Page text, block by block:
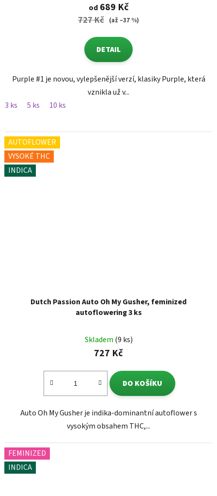
od689 Kč
727 Kč (až –37 %)
DETAIL
Purple #1 je novou, vylepšenější verzí, klasiky Purple, která
vznikla už v...
3 ks
5 ks 10 ks
AUTOFLOWER
VYSOKÉ THC
INDICA
Dutch Passion Auto Oh My Gusher, feminized
autoflowering 3 ks
Skladem (9 ks)
727 Kč
DO KOŠÍKU
Auto Oh My Gusher je indika-dominantní autoflower s
vysokým obsahem THC,...
FEMINIZED
INDICA